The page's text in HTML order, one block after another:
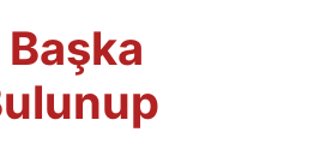
Başka